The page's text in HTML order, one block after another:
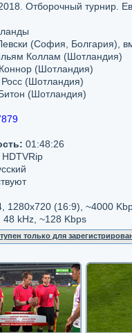
Отборочный турнир.
(София, Болгария),
Коллам (Шотландия)
(Шотландия)
Росс (Шотландия)
(Шотландия)
01:48:26
HDTVRip
1280x720 (16:9), ~4000
48 kHz, ~128 Kbps
только для